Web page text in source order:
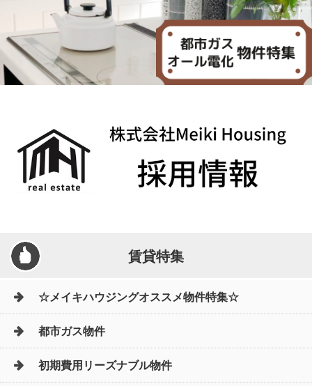
賃貸特集
☆メイキハウジングオススメ物件特集☆
都市ガス物件
初期費用リーズナブル物件